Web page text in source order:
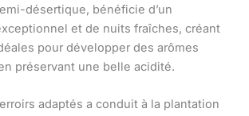
désertique, bénéficie d’un
et de nuits fraîches, créant
pour développer des arômes
préservant une belle acidité.
adaptés a conduit à la plantation